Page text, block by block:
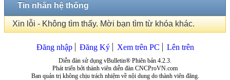
Tin nhắn hệ thống
Xin lỗi - Không tìm thấy. Mời bạn tìm từ khóa khác.
Đăng nhập Đăng Ký Xem trên PC Lên trên
Diễn đàn sử dụng vBulletin® Phiên bản 4.2.3.
Phát triển bởi thành viên diễn đàn CNCProVN.com
Ban quản trị không chịu trách nhiệm về nội dung do thành viên đăng.